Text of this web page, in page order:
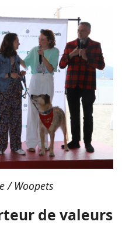
/ Woopets
de valeurs